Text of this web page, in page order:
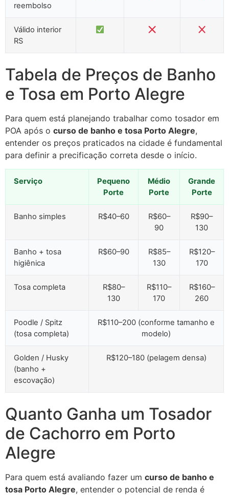
reembolso
Válido interior
RS
Tabela de Preços de Banho
e Tosa em Porto Alegre
Para quem está planejando trabalhar como tosador em
POA após o curso de banho e tosa Porto Alegre,
entender os preços praticados na cidade é fundamental
para definir a precificação correta desde o início.
Serviço
Pequeno
Porte
Médio
Porte
Grande
Porte
Banho simples R$40–60
R$60–
90
R$90–
130
Banho + tosa
higiênica
R$60–90
R$85–
130
R$120–
170
Tosa completa
R$80–
130
R$110–
170
R$160–
260
Poodle / Spitz
(tosa completa)
R$110–200 (conforme tamanho e
modelo)
Golden / Husky
(banho +
escovação)
R$120–180 (pelagem densa)
Quanto Ganha um Tosador
de Cachorro em Porto
Alegre
Para quem está avaliando fazer um curso de banho e
tosa Porto Alegre, entender o potencial de renda é